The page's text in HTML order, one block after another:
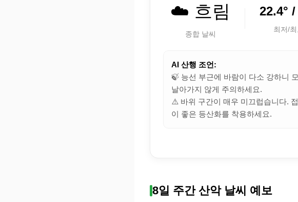
☁️ 흐림
종합 날씨
22.4° /
최저/최
AI 산행 조언:
🍃 능선 부근에 바람이 다소 강하니
날아가지 않게 주의하세요.
⚠️ 바위 구간이 매우 미끄럽습니다.
이 좋은 등산화를 착용하세요.
8일 주간 산악 날씨 예보